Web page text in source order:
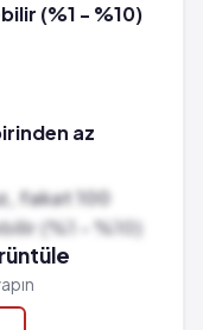
(%1 - %10)
az
fakat 100
(%1 - %10)